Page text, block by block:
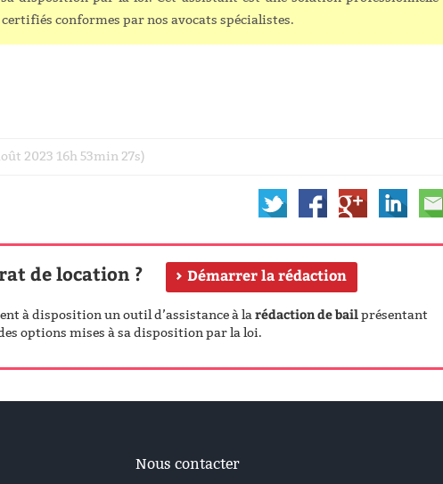
conformes par nos avocats spécialistes.
2023 16h 53min 27s)
de location ? Démarrer la rédaction
à disposition un outil d’assistance à larédaction de bailprésentant
options mises à sa disposition par la loi.
Nous contacter